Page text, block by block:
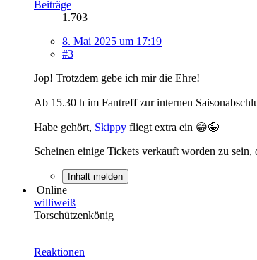
Beiträge
1.703
8. Mai 2025 um 17:19
#3
Jop! Trotzdem gebe ich mir die Ehre!
Ab 15.30 h im Fantreff zur internen
Habe gehört, Skippy fliegt extra ein 😁🤪
Scheinen einige Tickets verkauft worden zu sein,
Inhalt melden
Online
williweiß
Torschützenkönig
Reaktionen